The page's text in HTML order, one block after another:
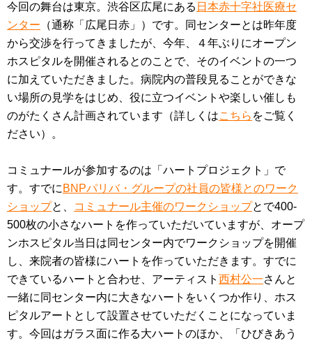
今回の舞台は東京。渋谷区広尾にある 日本赤十字社医療セ
ンター （通称「広尾日赤」）です。同センターとは昨年度
から交渉を行ってきましたが、今年、４年ぶりにオープン
ホスピタルを開催されるとのことで、そのイベントの一つ
に加えていただきました。病院内の普段見ることができな
い場所の見学をはじめ、役に立つイベントや楽しい催しも
のがたくさん計画されています（詳しくはこちら をご覧く
ださい）。
コミュナールが参加するのは「ハートプロジェクト」で
す。すでにBNPパリバ・グループの社員の皆様とのワーク
ショップと、 コミュナール主催のワークショップとで400-
500枚の小さなハートを作っていただいていますが、オープ
ンホスピタル当日は同センター内でワークショップを開催
し、来院者の皆様にハートを作っていただきます。すでに
できているハートと合わせ、アーティスト 西村公一さんと
一緒に同センター内に大きなハートをいくつか作り、ホス
ピタルアートとして設置させていただくことになっていま
す。今回はガラス面に作る大ハートのほか、「ひびきあう